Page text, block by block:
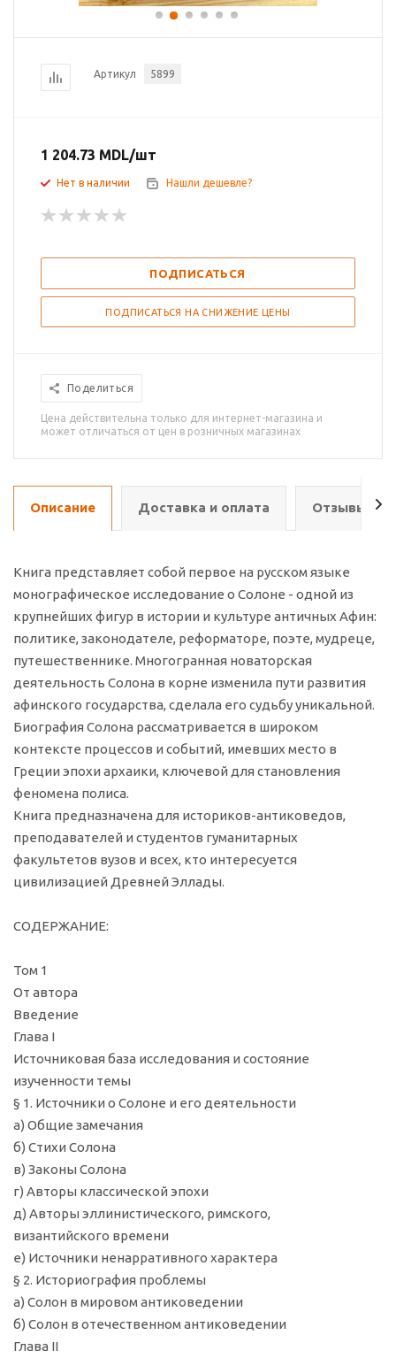
Артикул 5899
1 204.73 MDL/шт
Нет в наличии Нашли дешевле?
ПОДПИСАТЬСЯ
ПОДПИСАТЬСЯ НА СНИЖЕНИЕ ЦЕНЫ
Поделиться
Цена действительна только для интернет-магазина и
может отличаться от цен в розничных магазинах
Описание Доставка и оплата Отзывы о
Книга представляет собой первое на русском языке
монографическое исследование о Солоне - одной из
крупнейших фигур в истории и культуре античных Афин:
политике, законодателе, реформаторе, поэте, мудреце,
путешественнике. Многогранная новаторская
деятельность Солона в корне изменила пути развития
афинского государства, сделала его судьбу уникальной.
Биография Солона рассматривается в широком
контексте процессов и событий, имевших место в
Греции эпохи архаики, ключевой для становления
феномена полиса.
Книга предназначена для историков-антиковедов,
преподавателей и студентов гуманитарных
факультетов вузов и всех, кто интересуется
цивилизацией Древней Эллады.
СОДЕРЖАНИЕ:
Том 1
От автора
Введение
Глава I
Источниковая база исследования и состояние
изученности темы
§ 1. Источники о Солоне и его деятельности
а) Общие замечания
б) Стихи Солона
в) Законы Солона
г) Авторы классической эпохи
д) Авторы эллинистического, римского,
византийского времени
е) Источники ненарративного характера
§ 2. Историография проблемы
а) Солон в мировом антиковедении
б) Солон в отечественном антиковедении
Глава II